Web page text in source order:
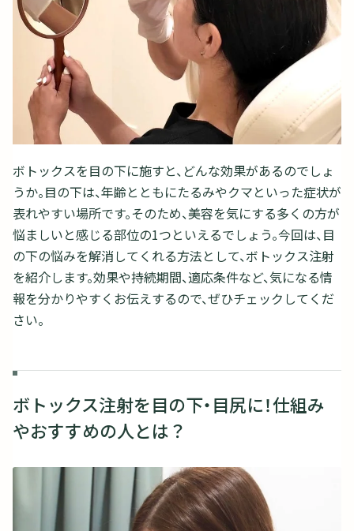
ボトックスを目の下に施すと、どんな効果があるのでしょ
うか。目の下は、年齢とともにたるみやクマといった症状が
表れやすい場所です。そのため、美容を気にする多くの方が
悩ましいと感じる部位の1つといえるでしょう。今回は、目
の下の悩みを解消してくれる方法として、ボトックス注射
を紹介します。効果や持続期間、適応条件など、気になる情
報を分かりやすくお伝えするので、ぜひチェックしてくだ
さい。
ボトックス注射を目の下・目尻に！仕組み
やおすすめの人とは？